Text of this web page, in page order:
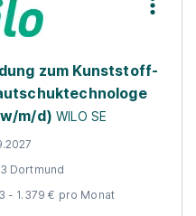
zum Kunststoff-
m/d) WILO SE
Dortmund
- 1.379 € pro Monat